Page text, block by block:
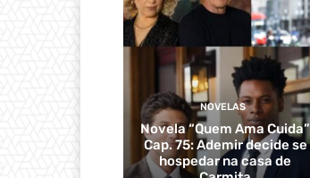
NOVELAS
Novela “Quem Ama Cuida”
Cap. 75: Ademir decide se
hospedar na casa de